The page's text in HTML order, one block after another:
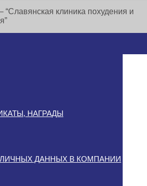
клиника похудения и
НАГРАДЫ
ДАННЫХ В КОМПАНИИ